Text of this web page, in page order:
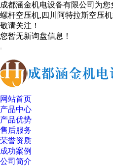
成都涵金机电设备有限公司为您
螺杆空压机,四川阿特拉斯空压
敬请关注！
您暂无新询盘信息！
网站首页
产品中心
产品优势
售后服务
荣誉资质
成功案例
公司简介